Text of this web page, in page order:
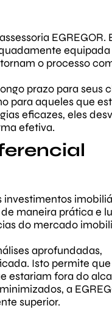
EGREGOR.
o processo
prazo para seus
para aqueles que
eficazes, eles
efetiva.
investimentos
maneira prática e
do mercado
aprofundadas,
Isto permite
estariam fora do
a
superior.